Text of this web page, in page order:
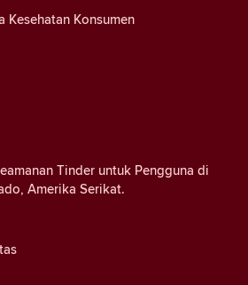
Kesehatan Konsumen
Tinder untuk Pengguna di
Amerika Serikat.